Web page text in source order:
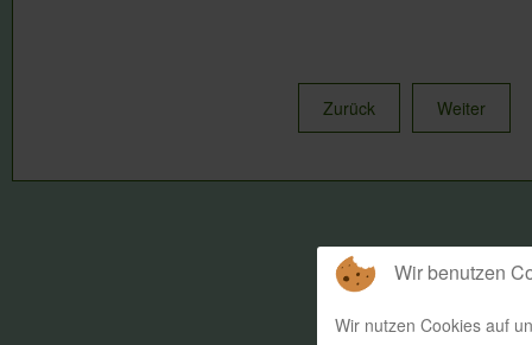
Zurück Weiter
Wir benutzen
Wir nutzen Cookies auf